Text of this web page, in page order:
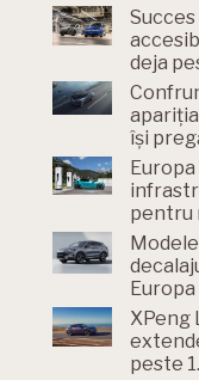
deja
își
pentru
Europa
XPeng
peste